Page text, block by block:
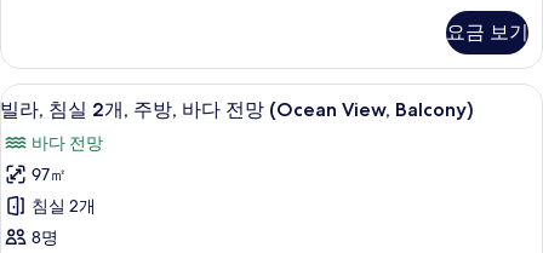
진
모
두
보
기
자
세
히
보
기
Balcony)
사
진
모
두
보
2
개,
주
(Island
View,
Balcony)
자
세
요금 보기
빌
침
실
2
9
빌라, 침실 2개, 주방, 바다 전망 (Ocean View, Balcony)
바다 전망
97㎡
침실 2개
8명